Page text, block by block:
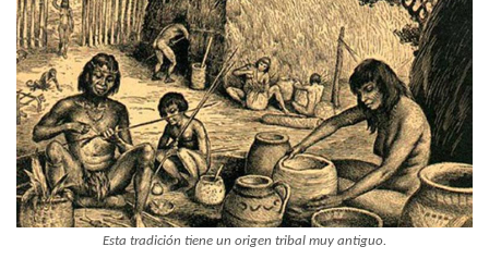
Esta tradición tiene un origen tribal muy antiguo.